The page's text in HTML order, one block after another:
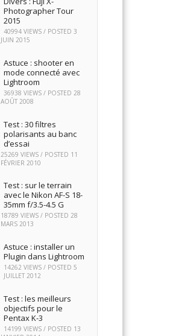
Photographer Tour
2015
40994 VIEWS / POSTED3
JUIN 2015
Astuce : shooter en
mode connecté avec
Lightroom
36938 VIEWS / POSTED28
AOÛT 2008
Test : 30 filtres
polarisants au banc
d’essai
25269 VIEWS / POSTED 11
FÉVRIER 2010
Test : sur le terrain
avec le Nikon AF-S 18-
35mm f/3.5-4.5 G
18789 VIEWS / POSTED28
MARS 2013
Astuce : installer un
Plugin dans Lightroom
14262 VIEWS / POSTED5
JUILLET 2012
Test : les meilleurs
objectifs pour le
Pentax K-3
14199 VIEWS / POSTED 13